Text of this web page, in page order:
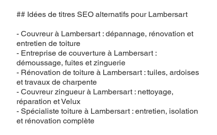
## Idées de titres SEO alternatifs pour Lambersart
- Couvreur à Lambersart : dépannage, rénovation et
entretien de toiture
- Entreprise de couverture à Lambersart :
démoussage, fuites et zinguerie
- Rénovation de toiture à Lambersart : tuiles, ardoises
et travaux de charpente
- Couvreur zingueur à Lambersart : nettoyage,
réparation et Velux
- Spécialiste toiture à Lambersart : entretien, isolation
et rénovation complète